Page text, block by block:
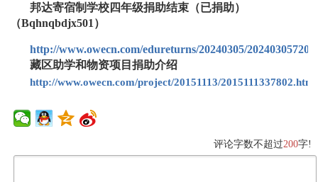
邦达寄宿制学校四年级捐助结束（已捐助）
（Bqhnqbdjx501）
http://www.owecn.com/edureturns/20240305/
藏区助学和物资项目捐助介绍
http://www.owecn.com/project/20151113/2015111337802.html
评论字数不超过200字!